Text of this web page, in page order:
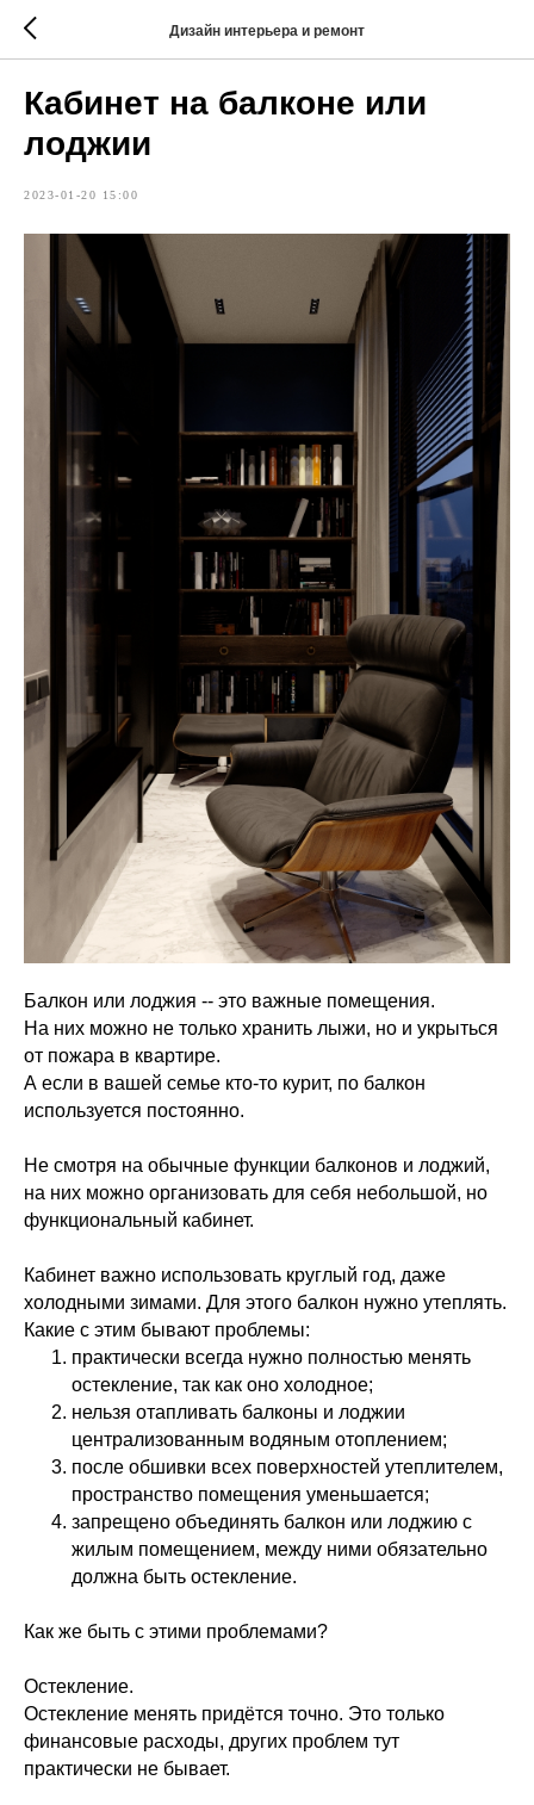
Дизайн интерьера и ремонт
Кабинет на балконе или
лоджии
2023-01-20 15:00
Балкон или лоджия -- это важные помещения.
На них можно не только хранить лыжи, но и укрыться
от пожара в квартире.
А если в вашей семье кто-то курит, по балкон
используется постоянно.
Не смотря на обычные функции балконов и лоджий,
на них можно организовать для себя небольшой, но
функциональный кабинет.
Кабинет важно использовать круглый год, даже
холодными зимами. Для этого балкон нужно утеплять.
Какие с этим бывают проблемы:
практически всегда нужно полностью менять
остекление, так как оно холодное;
нельзя отапливать балконы и лоджии
централизованным водяным отоплением;
после обшивки всех поверхностей утеплителем,
пространство помещения уменьшается;
запрещено объединять балкон или лоджию с
жилым помещением, между ними обязательно
должна быть остекление.
Как же быть с этими проблемами?
Остекление.
Остекление менять придётся точно. Это только
финансовые расходы, других проблем тут
практически не бывает.